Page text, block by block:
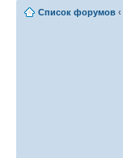
Список форумов ‹